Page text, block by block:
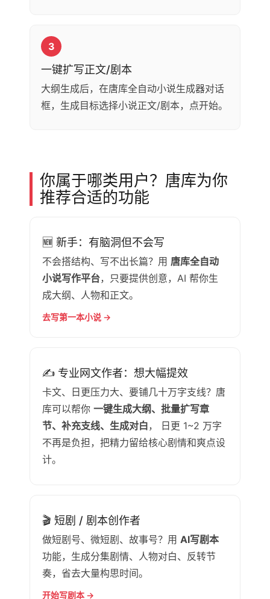
3
一键扩写正文/剧本
大纲生成后，在唐库全自动小说生成器对话
框，生成目标选择小说正文/剧本，点开始。
你属于哪类用户？唐库为你
推荐合适的功能
🆕 新手：有脑洞但不会写
不会搭结构、写不出长篇？用 唐库全自动
小说写作平台，只要提供创意，AI 帮你生
成大纲、人物和正文。
去写第一本小说 →
✍ 专业网文作者：想大幅提效
卡文、日更压力大、要铺几十万字支线？唐
库可以帮你一键生成大纲、批量扩写章
节、补充支线、生成对白， 日更 1~2 万字
不再是负担，把精力留给核心剧情和爽点设
计。
🎬 短剧 / 剧本创作者
做短剧号、微短剧、故事号？用AI写剧本
功能，生成分集剧情、人物对白、反转节
奏，省去大量构思时间。
开始写剧本 →